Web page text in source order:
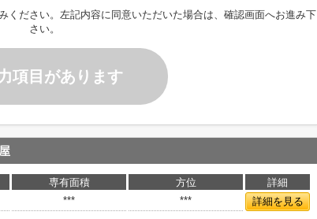
ください。左記内容に同意いただいた場合は、確認画面へお進み下
さい。
項目があります
専有面積 方位
詳細
*** *** 詳細を見る